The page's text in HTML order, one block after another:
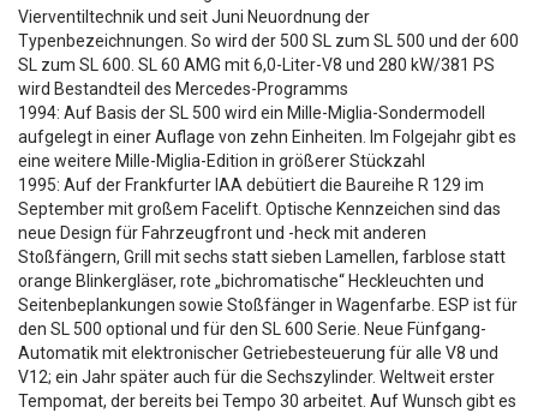
Vierventiltechnik und seit Juni Neuordnung der
Typenbezeichnungen. So wird der 500 SL zum SL 500 und der 600
SL zum SL 600. SL 60 AMG mit 6,0-Liter-V8 und 280 kW/381 PS
wird Bestandteil des Mercedes-Programms
1994: Auf Basis der SL 500 wird ein Mille-Miglia-Sondermodell
aufgelegt in einer Auflage von zehn Einheiten. Im Folgejahr gibt es
eine weitere Mille-Miglia-Edition in größerer Stückzahl
1995: Auf der Frankfurter IAA debütiert die Baureihe R 129 im
September mit großem Facelift. Optische Kennzeichen sind das
neue Design für Fahrzeugfront und -heck mit anderen
Stoßfängern, Grill mit sechs statt sieben Lamellen, farblose statt
orange Blinkergläser, rote „bichromatische“ Heckleuchten und
Seitenbeplankungen sowie Stoßfänger in Wagenfarbe. ESP ist für
den SL 500 optional und für den SL 600 Serie. Neue Fünfgang-
Automatik mit elektronischer Getriebesteuerung für alle V8 und
V12; ein Jahr später auch für die Sechszylinder. Weltweit erster
Tempomat, der bereits bei Tempo 30 arbeitet. Auf Wunsch gibt es